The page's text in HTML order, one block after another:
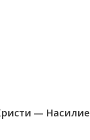
— Насилие